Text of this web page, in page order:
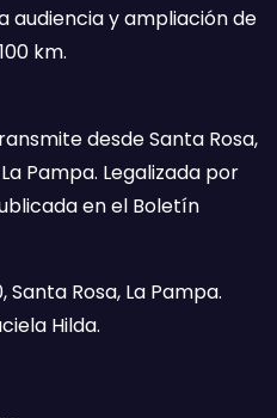
audiencia y ampliación de
km.
desde Santa Rosa,
Pampa. Legalizada por
en el Boletín
Rosa, La Pampa.
Hilda.